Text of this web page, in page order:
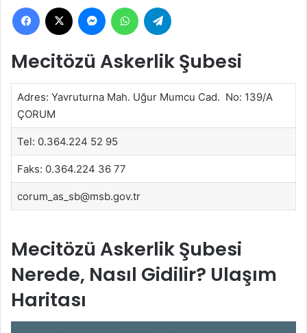
göndermek
Facebook MessengerWhatsApp
Mecitözü Askerlik Şubesi
Adres: Yavruturna Mah. Uğur Mumcu Cad. No: 139/A
ÇORUM
Tel: 0.364.224 52 95
Faks: 0.364.224 36 77
corum_as_sb@msb.gov.tr
Mecitözü Askerlik Şubesi
Nerede, Nasıl Gidilir? Ulaşım
Haritası